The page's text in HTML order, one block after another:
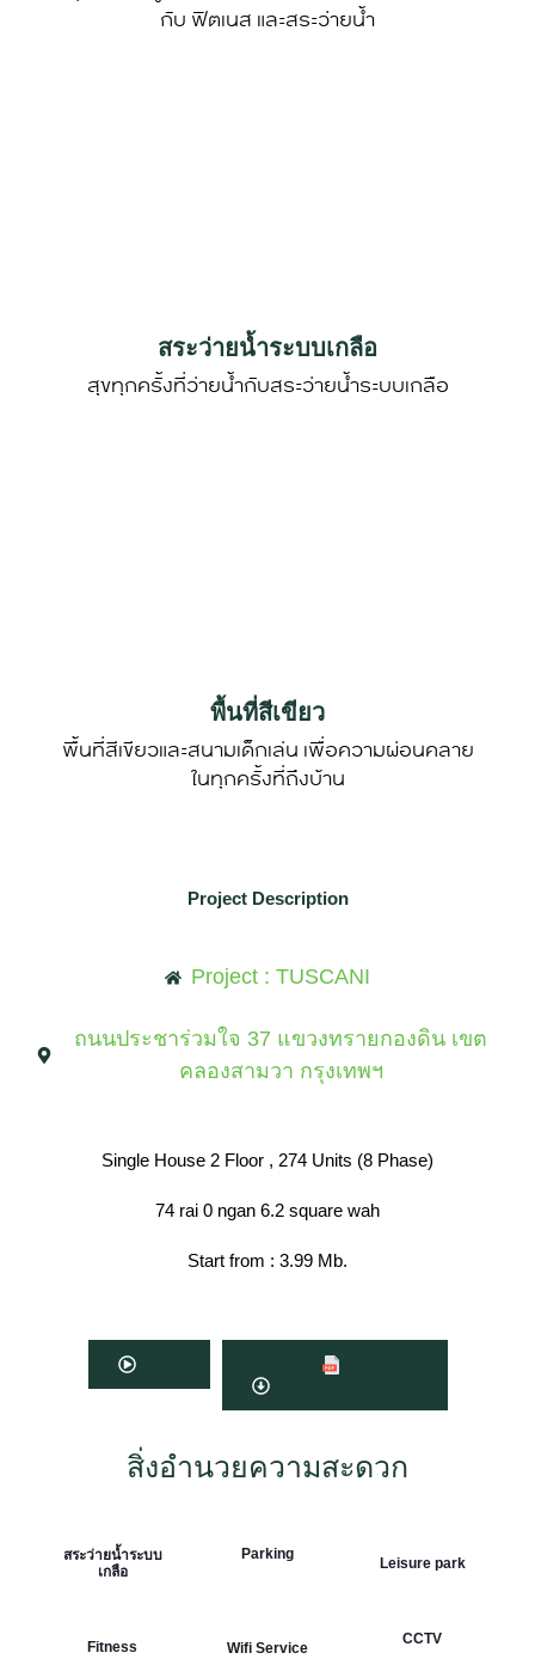
กับ ฟิตเนส และสระว่ายน้ำ
สระว่ายน้ำระบบเกลือ
สุขทุกครั้งที่ว่ายน้ำกับสระว่ายน้ำระบบเกลือ
พื้นที่สีเขียว
พื้นที่สีเขียวและสนามเด็กเล่น เพื่อความผ่อนคลาย
ในทุกครั้งที่ถึงบ้าน
Project Description
Project : TUSCANI
ถนนประชาร่วมใจ 37 แขวงทรายกองดิน เขต
คลองสามวา กรุงเทพฯ
Single House 2 Floor , 274 Units (8 Phase)
74 rai 0 ngan 6.2 square wah
Start from : 3.99 Mb.
Video
Download Brochue
สิ่งอำนวยความสะดวก
สระว่ายน้ำระบบ
เกลือ
Fitness
Parking
Wifi Service
Leisure park
CCTV